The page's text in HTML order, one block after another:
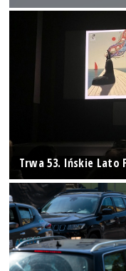
Trwa 53. Ińskie Lato